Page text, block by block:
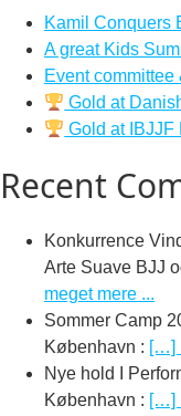
Kamil Conquers
A great Kids
Event
Gold at
Gold at IBJJF
Recent
Konkurrence
Arte Suave BJJ
meget mere ...
Sommer Camp
København : […]
Nye hold I
København : […]